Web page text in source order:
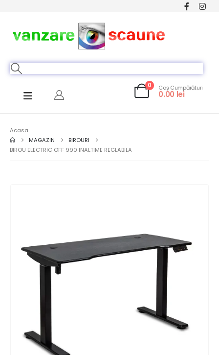
0 Coș Cumpărături
0.00 lei
Acasa
MAGAZIN
BIROURI
BIROU ELECTRIC OFF 990 INALTIME REGLABILA